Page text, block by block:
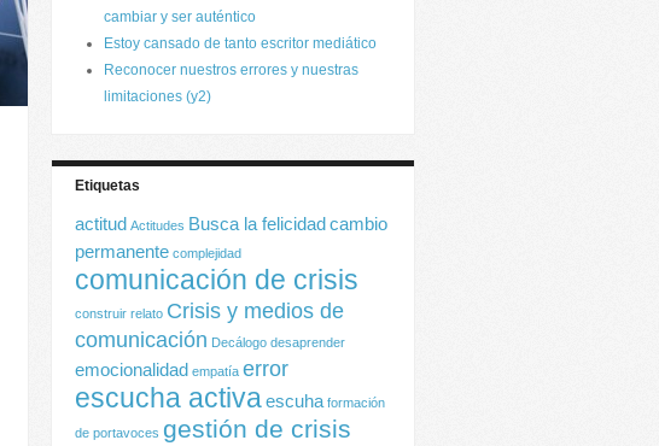
cambiar y ser auténtico
Estoy cansado de tanto escritor mediático
Reconocer nuestros errores y nuestras
limitaciones (y2)
Etiquetas
actitud Actitudes Busca la felicidad cambio
permanente complejidad
comunicación de crisis
construir relato Crisis y medios de
comunicación Decálogo desaprender
emocionalidad empatía error
escucha activaescuha formación
de portavoces gestión de crisis